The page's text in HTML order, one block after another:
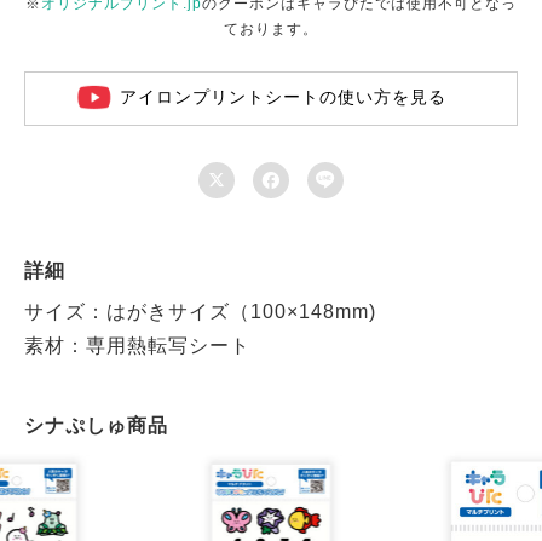
※ オリジナルプリント.jpのクーポンはキャラぴたでは使用不可となっ
ております。
アイロンプリントシートの使い方を見る
  
詳細
サイズ：はがきサイズ（100×148mm)
素材：専用熱転写シート
シナぷしゅ商品